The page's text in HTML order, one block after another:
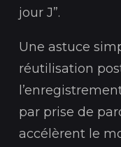
jour J”.
Une astuce
réutilisation
par prise de
accélèrent le